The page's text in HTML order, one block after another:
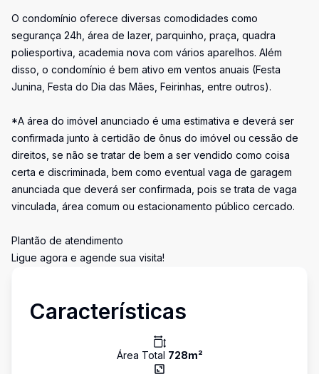
O condomínio oferece diversas comodidades como
segurança 24h, área de lazer, parquinho, praça, quadra
poliesportiva, academia nova com vários aparelhos. Além
disso, o condomínio é bem ativo em ventos anuais (Festa
Junina, Festa do Dia das Mães, Feirinhas, entre outros).
*A área do imóvel anunciado é uma estimativa e deverá ser
confirmada junto à certidão de ônus do imóvel ou cessão de
direitos, se não se tratar de bem a ser vendido como coisa
certa e discriminada, bem como eventual vaga de garagem
anunciada que deverá ser confirmada, pois se trata de vaga
vinculada, área comum ou estacionamento público cercado.
Plantão de atendimento
Ligue agora e agende sua visita!
Características
Área Total 728m²